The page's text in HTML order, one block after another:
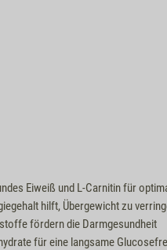
Eiweiß und L-Carnitin für
hilft, Übergewicht zu
fördern die Darmgesundheit
für eine langsame